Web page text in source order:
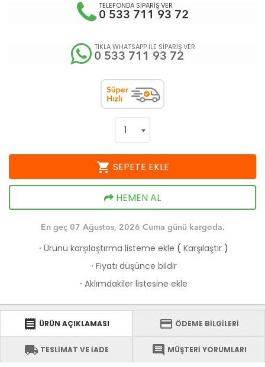
TELEFONDA SİPARİŞ VER
0 533 711 93 72
TIKLA WHATSAPP İLE SİPARİŞ VER
0 533 711 93 72
shopping_cart SEPETE EKLE
HEMEN AL
En geç 07 Ağustos, 2026 Cuma günü kargoda.
· Ürünü karşılaştırma listeme ekle ( Karşılaştır )
· Fiyatı düşünce bildir
· Aklımdakiler listesine ekle
receipt ÜRÜN AÇIKLAMASI credit_card ÖDEME BİLGİLERİ
local_shipping TESLİMAT VE İADE comment MÜŞTERİ YORUMLARI